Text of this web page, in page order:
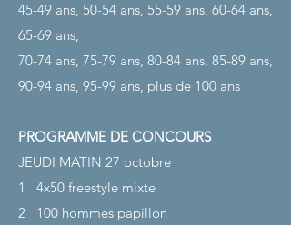
45-49 ans, 50-54 ans, 55-59 ans, 60-64 ans,
65-69 ans,
70-74 ans, 75-79 ans, 80-84 ans, 85-89 ans,
90-94 ans, 95-99 ans, plus de 100 ans
PROGRAMME DE CONCOURS
JEUDI MATIN 27 octobre
1
4x50 freestyle mixte
2
100 hommes papillon